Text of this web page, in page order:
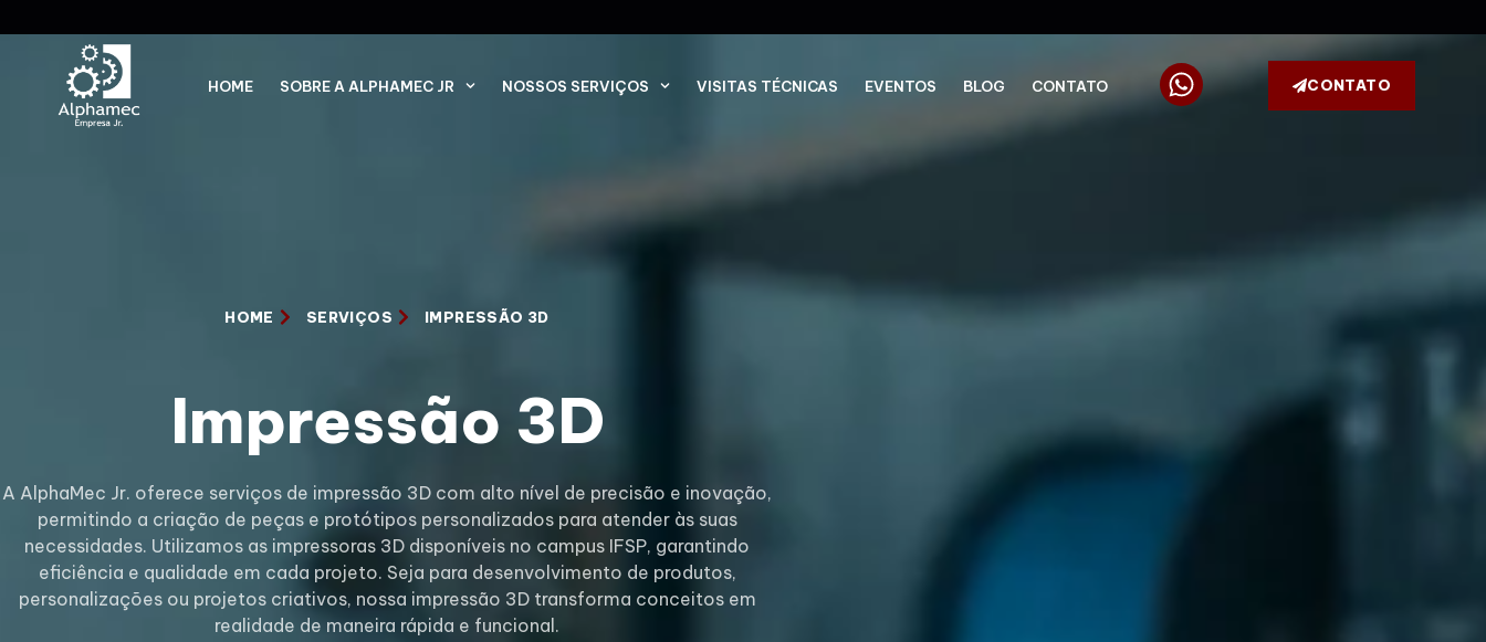
HOME SOBRE A ALPHAMEC JR NOSSOS SERVIÇOS VISITAS TÉCNICAS EVENTOS BLOG CONTATO CONTATO
HOME SERVIÇOS IMPRESSÃO 3D
Impressão 3D
A AlphaMec Jr. oferece serviços de impressão 3D com alto nível de precisão e inovação,
permitindo a criação de peças e protótipos personalizados para atender às suas
necessidades. Utilizamos as impressoras 3D disponíveis no campus IFSP, garantindo
eficiência e qualidade em cada projeto. Seja para desenvolvimento de produtos,
personalizações ou projetos criativos, nossa impressão 3D transforma conceitos em
realidade de maneira rápida e funcional.